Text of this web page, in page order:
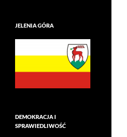
JELENIA GÓRA
DEMOKRACJA I
SPRAWIEDLIWOŚĆ